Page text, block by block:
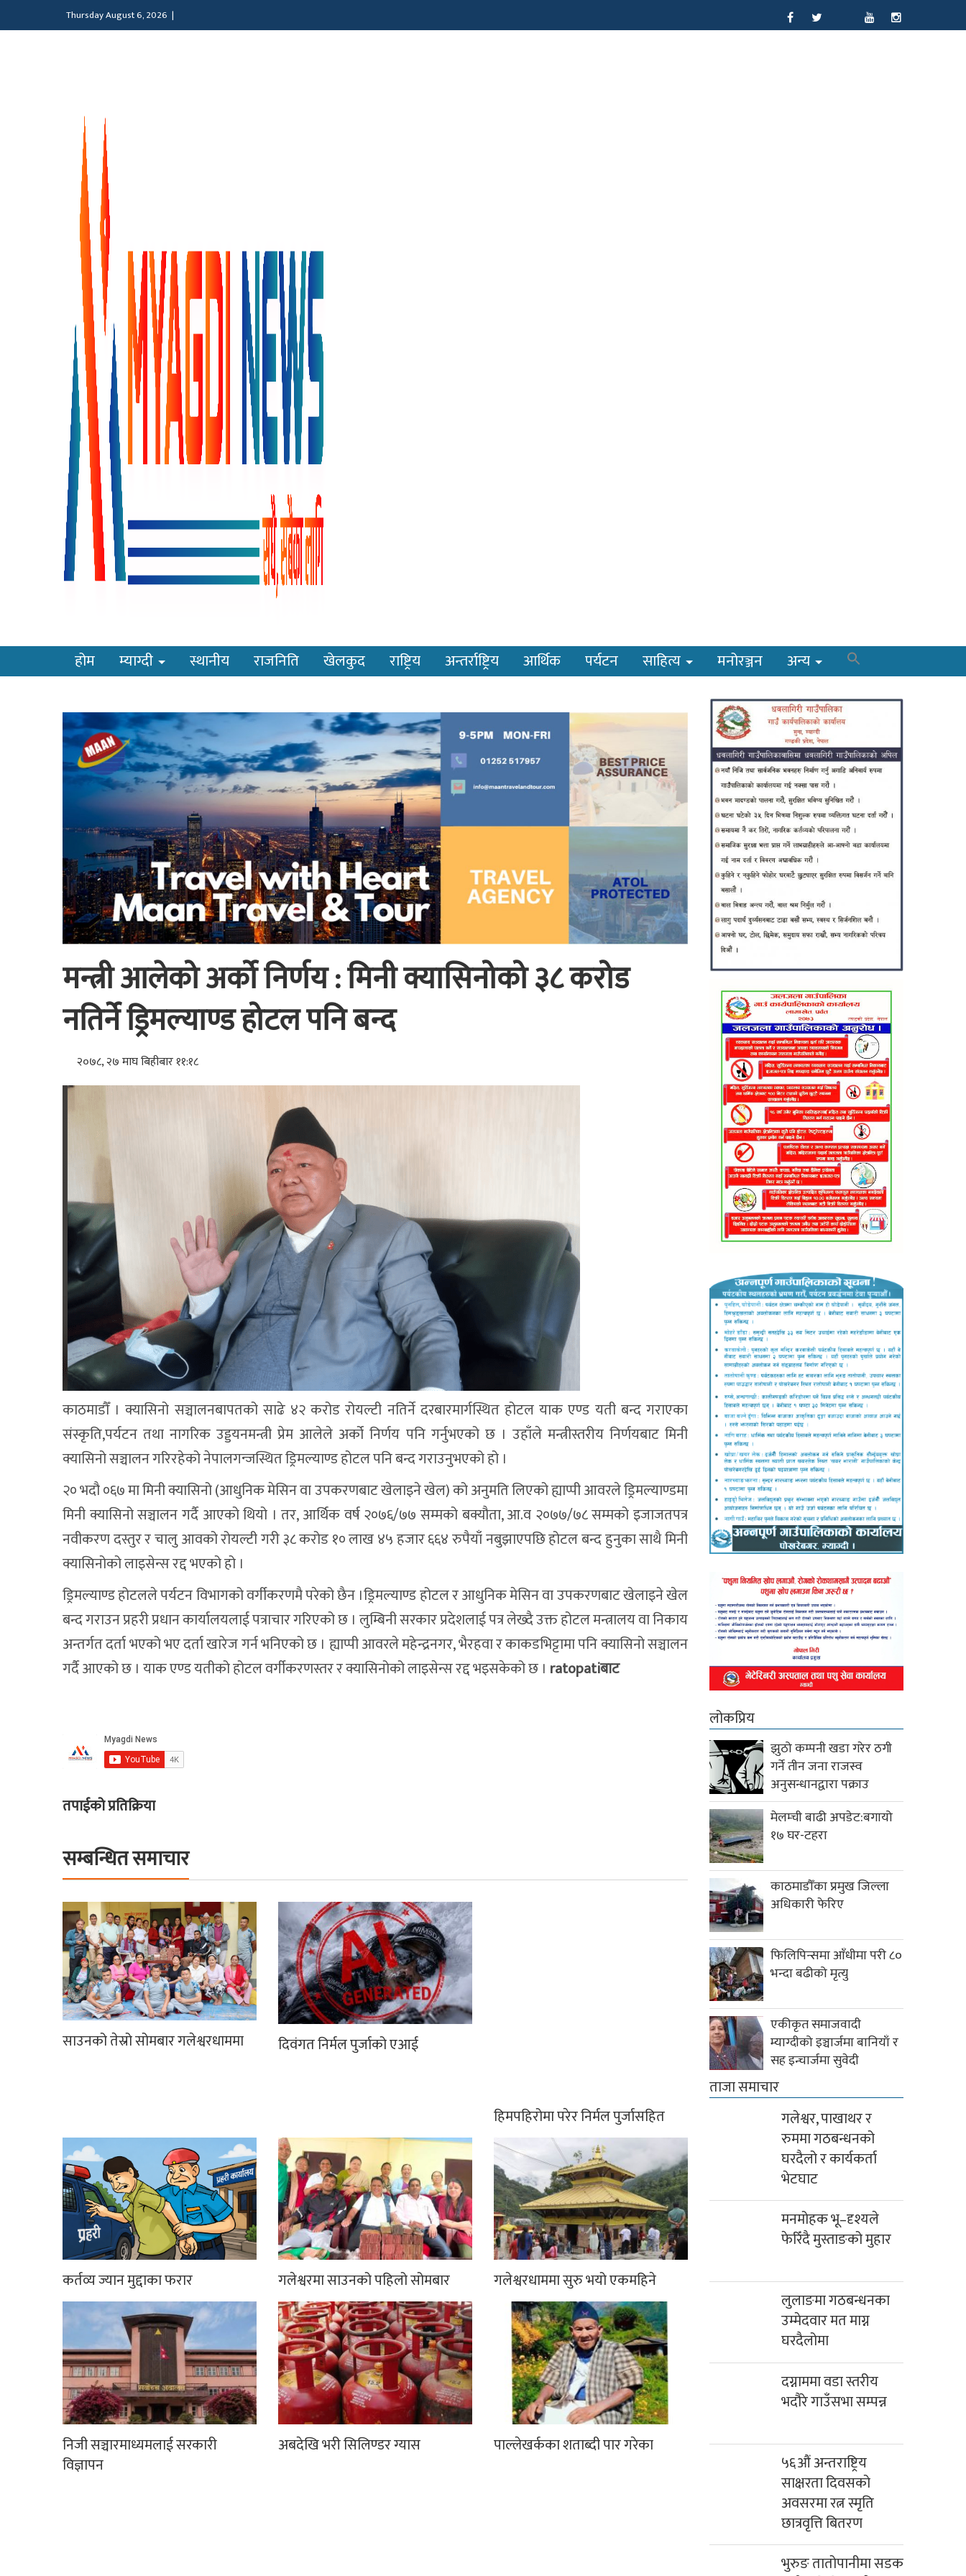
Thursday August 6, 2026 |
होम म्याग्दी स्थानीय राजनिति खेलकुद राष्ट्रिय अन्तर्राष्ट्रिय आर्थिक पर्यटन साहित्य मनोरञ्जन अन्य
मन्त्री आलेको अर्को निर्णय : मिनी क्यासिनोको ३८ करोड
नतिर्ने ड्रिमल्याण्ड होटल पनि बन्द
२०७८, २७ माघ बिहीबार ११:१८
काठमाडौँ । क्यासिनो सञ्चालनबापतको साढे ४२ करोड रोयल्टी नतिर्ने दरबारमार्गस्थित होटल याक एण्ड यती बन्द गराएका
संस्कृति,पर्यटन तथा नागरिक उड्डयनमन्त्री प्रेम आलेले अर्को निर्णय पनि गर्नुभएको छ । उहाँले मन्त्रीस्तरीय निर्णयबाट मिनी
क्यासिनो सञ्चालन गरिरहेको नेपालगन्जस्थित ड्रिमल्याण्ड होटल पनि बन्द गराउनुभएको हो ।
२० भदौ ०६७ मा मिनी क्यासिनो (आधुनिक मेसिन वा उपकरणबाट खेलाइने खेल) को अनुमति लिएको ह्याप्पी आवरले ड्रिमल्याण्डमा
मिनी क्यासिनो सञ्चालन गर्दै आएको थियो । तर, आर्थिक वर्ष २०७६/७७ सम्मको बक्यौता, आ.व २०७७/७८ सम्मको इजाजतपत्र
नवीकरण दस्तुर र चालु आवको रोयल्टी गरी ३८ करोड १० लाख ४५ हजार ६६४ रुपैयाँ नबुझाएपछि होटल बन्द हुनुका साथै मिनी
क्यासिनोको लाइसेन्स रद्द भएको हो ।
ड्रिमल्याण्ड होटलले पर्यटन विभागको वर्गीकरणमै परेको छैन ।ड्रिमल्याण्ड होटल र आधुनिक मेसिन वा उपकरणबाट खेलाइने खेल
बन्द गराउन प्रहरी प्रधान कार्यालयलाई पत्राचार गरिएको छ । लुम्बिनी सरकार प्रदेशलाई पत्र लेख्दै उक्त होटल मन्त्रालय वा निकाय
अन्तर्गत दर्ता भएको भए दर्ता खारेज गर्न भनिएको छ । ह्याप्पी आवरले महेन्द्रनगर, भैरहवा र काकडभिट्टामा पनि क्यासिनो सञ्चालन
गर्दै आएको छ । याक एण्ड यतीको होटल वर्गीकरणस्तर र क्यासिनोको लाइसेन्स रद्द भइसकेको छ । ratopatiबाट
तपाईको प्रतिक्रिया
सम्बन्धित समाचार
साउनको तेस्रो सोमबार गलेश्वरधाममा दिवंगत निर्मल पुर्जाको एआई
हिमपहिरोमा परेर निर्मल पुर्जासहित
कर्तव्य ज्यान मुद्दाका फरार गलेश्वरमा साउनको पहिलो सोमबार गलेश्वरधाममा सुरु भयो एकमहिने
निजी सञ्चारमाध्यमलाई सरकारी
विज्ञापन
अबदेखि भरी सिलिण्डर ग्यास पाल्लेखर्कका शताब्दी पार गरेका
लोकप्रिय
झुठो कम्पनी खडा गरेर ठगी
गर्ने तीन जना राजस्व
अनुसन्धानद्वारा पक्राउ
मेलम्ची बाढी अपडेट:बगायो
१७ घर-टहरा
काठमाडौँका प्रमुख जिल्ला
अधिकारी फेरिए
फिलिपिन्समा आँधीमा परी ८०
भन्दा बढीको मृत्यु
एकीकृत समाजवादी
म्याग्दीको इञ्चार्जमा बानियाँ र
सह इन्चार्जमा सुवेदी
ताजा समाचार
गलेश्वर, पाखाथर र
रुममा गठबन्धनको
घरदैलो र कार्यकर्ता
भेटघाट
मनमोहक भू–दृश्यले
फेरिँदै मुस्ताङको मुहार
लुलाङमा गठबन्धनका
उम्मेदवार मत माग्न
घरदैलोमा
दग्नाममा वडा स्तरीय
भदौरे गाउँसभा सम्पन्न
५६औं अन्तराष्ट्रिय
साक्षरता दिवसको
अवसरमा रत्न स्मृति
छात्रवृत्ति बितरण
भुरुङ तातोपानीमा सडक